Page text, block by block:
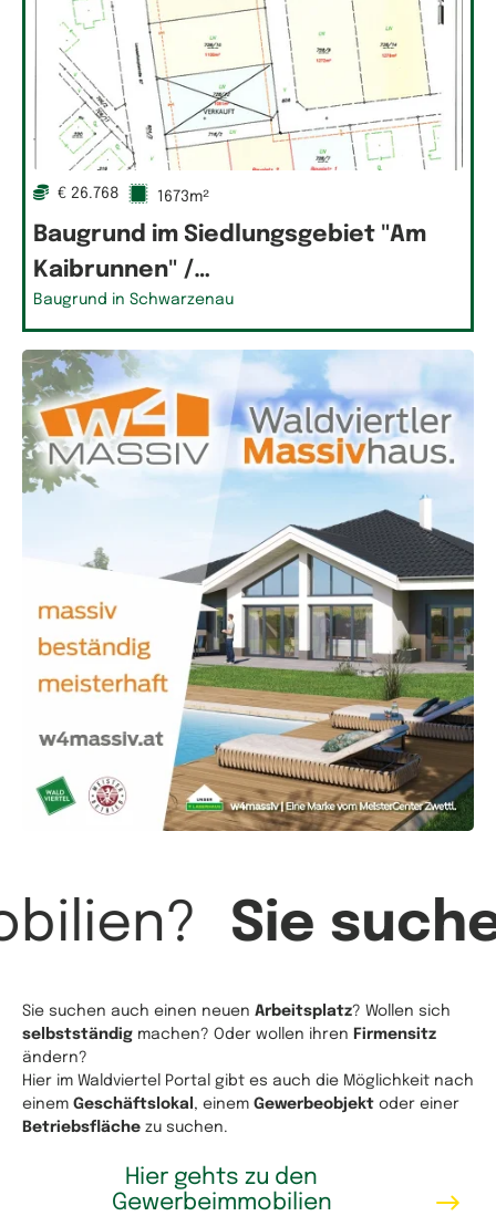
€ 26.768 1673m²
Baugrund im Siedlungsgebiet "Am
Kaibrunnen" /…
Baugrund in Schwarzenau
Sie
Sie suchen auch einen neuen Arbeitsplatz? Wollen sich
selbstständig machen? Oder wollen ihren Firmensitz
ändern?
Hier im Waldviertel Portal gibt es auch die Möglichkeit nach
einem Geschäftslokal , einem Gewerbeobjekt oder einer
Betriebsfläche zu suchen.
Hier gehts zu den
Gewerbeimmobilien